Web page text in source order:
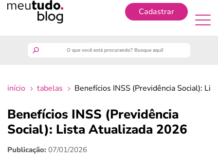
Cadastrar
finanças
benefícios
início tabelas Benefícios INSS (Previdência Social):
Benefícios INSS (Previdência
Social): Lista Atualizada 2026
Publicação: 07/01/2026